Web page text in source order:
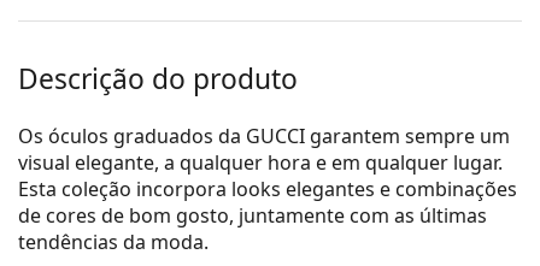
Descrição do produto
Os óculos graduados da GUCCI garantem sempre um
visual elegante, a qualquer hora e em qualquer lugar.
Esta coleção incorpora looks elegantes e combinações
de cores de bom gosto, juntamente com as últimas
tendências da moda.